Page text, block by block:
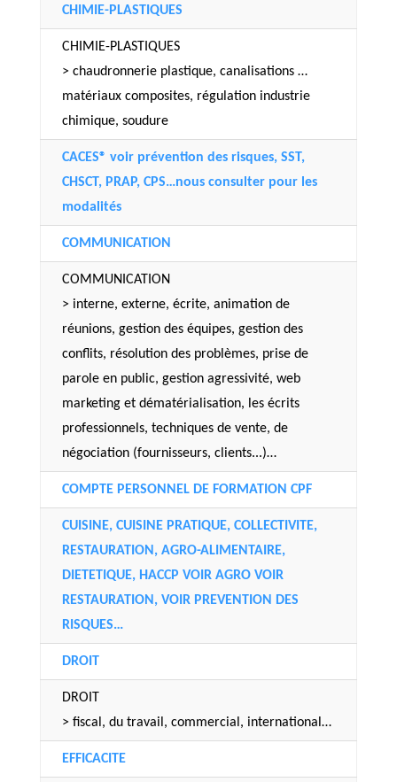
CHIMIE-PLASTIQUES
CHIMIE-PLASTIQUES
> chaudronnerie plastique, canalisations …
matériaux composites, régulation industrie
chimique, soudure
CACES® voir prévention des risques, SST,
CHSCT, PRAP, CPS…nous consulter pour les
modalités
COMMUNICATION
COMMUNICATION
> interne, externe, écrite, animation de
réunions, gestion des équipes, gestion des
conflits, résolution des problèmes, prise de
parole en public, gestion agressivité, web
marketing et dématérialisation, les écrits
professionnels, techniques de vente, de
négociation (fournisseurs, clients...)…
COMPTE PERSONNEL DE FORMATION CPF
CUISINE, CUISINE PRATIQUE, COLLECTIVITE,
RESTAURATION, AGRO-ALIMENTAIRE,
DIETETIQUE, HACCP VOIR AGRO VOIR
RESTAURATION, VOIR PREVENTION DES
RISQUES…
DROIT
DROIT
> fiscal, du travail, commercial, international…
EFFICACITE